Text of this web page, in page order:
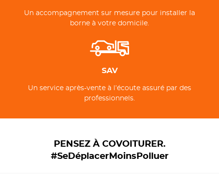
Un accompagnement sur mesure pour installer la
borne à votre domicile.
SAV
Un service après-vente à l’écoute assuré par des
professionnels.
PENSEZ À COVOITURER.
#SeDéplacerMoinsPolluer